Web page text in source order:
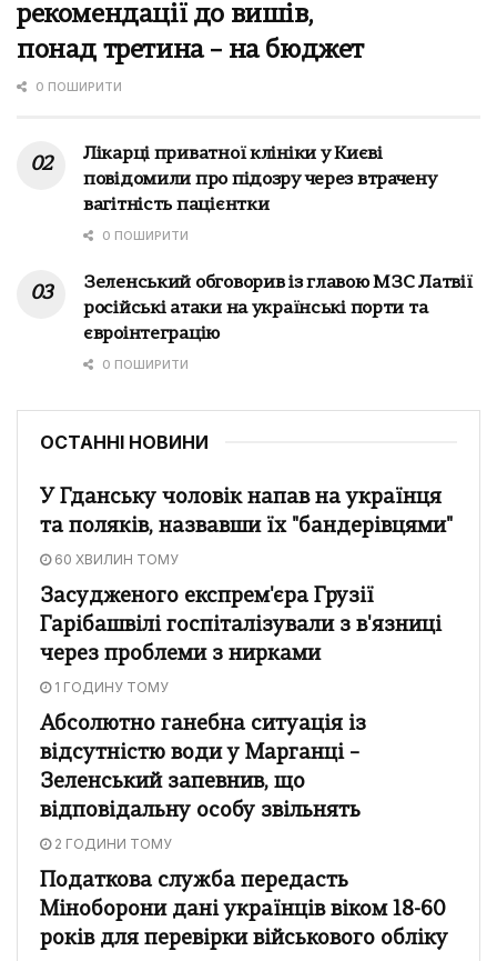
рекомендації до вишів,
понад третина – на бюджет
0 ПОШИРИТИ
Лікарці приватної клініки у Києві
повідомили про підозру через втрачену
вагітність пацієнтки
0 ПОШИРИТИ
Зеленський обговорив із главою МЗС Латвії
російські атаки на українські порти та
євроінтеграцію
0 ПОШИРИТИ
ОСТАННІ НОВИНИ
У Гданську чоловік напав на українця
та поляків, назвавши їх "бандерівцями"
60 ХВИЛИН ТОМУ
Засудженого експрем'єра Грузії
Гарібашвілі госпіталізували з в'язниці
через проблеми з нирками
1 ГОДИНУ ТОМУ
Абсолютно ганебна ситуація із
відсутністю води у Марганці –
Зеленський запевнив, що
відповідальну особу звільнять
2 ГОДИНИ ТОМУ
Податкова служба передасть
Міноборони дані українців віком 18-60
років для перевірки військового обліку